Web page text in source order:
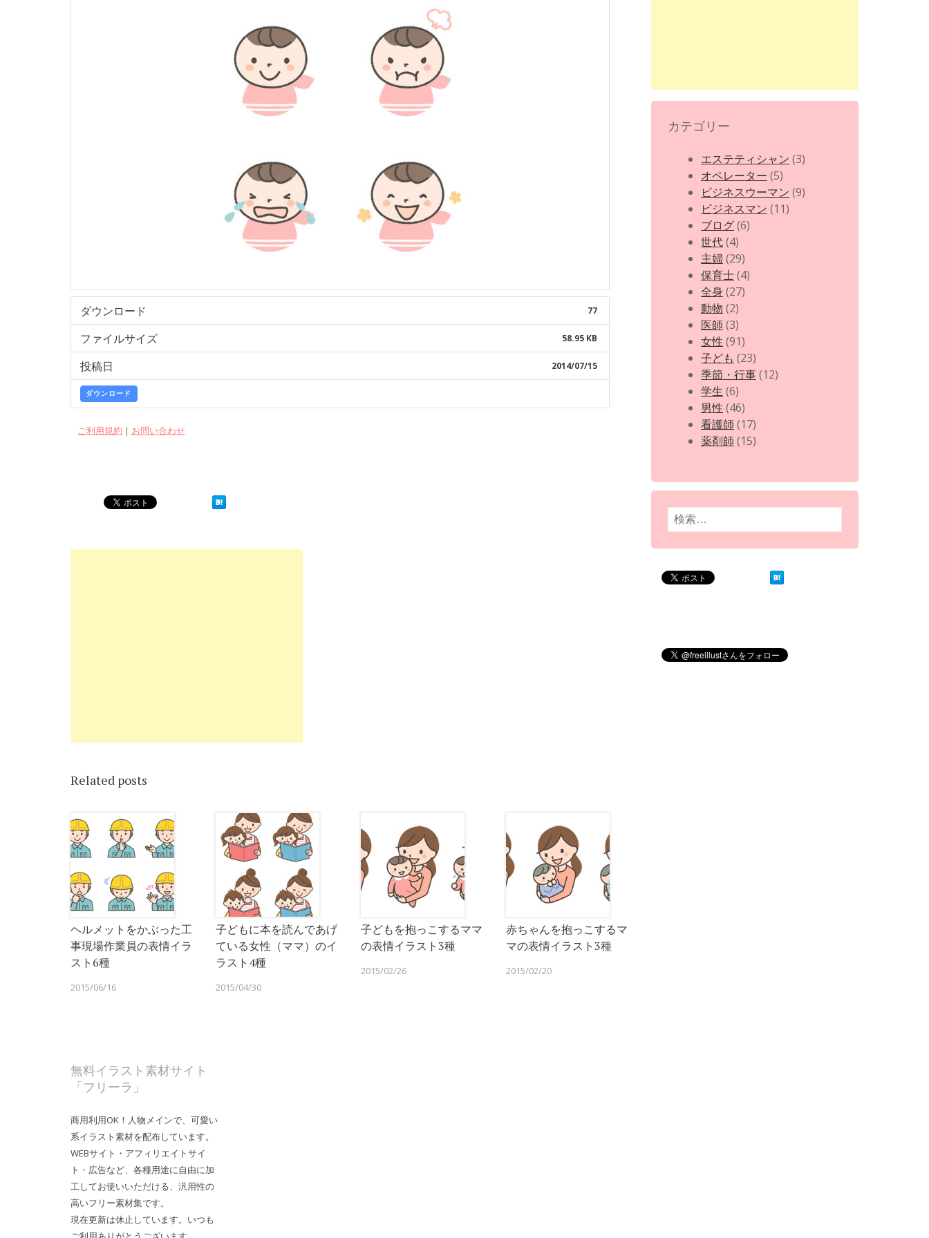
ダウンロード 77
ファイルサイズ 58.95 KB
投稿日 2014/07/15
ダウンロード
ご利用規約 ｜ お問い合わせ
Related posts
ヘルメットをかぶった工
事現場作業員の表情イラ
スト6種
2015/06/16
子どもに本を読んであげ
ている女性（ママ）のイ
ラスト4種
2015/04/30
子どもを抱っこするママ
の表情イラスト3種
2015/02/26
赤ちゃんを抱っこするマ
マの表情イラスト3種
2015/02/20
カテゴリー
エステティシャン (3)
オペレーター (5)
ビジネスウーマン (9)
ビジネスマン (11)
ブログ(6)
世代(4)
主婦(29)
保育士(4)
全身 (27)
動物 (2)
医師 (3)
女性 (91)
子ども (23)
季節・行事(12)
学生 (6)
男性 (46)
看護師 (17)
薬剤師 (15)
検
索:
無料イラスト素材サイト
「フリーラ」
商用利用OK！人物メインで、可愛い
系イラスト素材を配布しています。
WEBサイト・アフィリエイトサイ
ト・広告など、各種用途に自由に加
工してお使いいただける、汎用性の
高いフリー素材集です。
現在更新は休止しています。いつも